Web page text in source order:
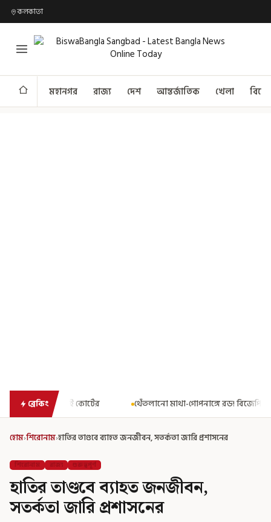
কলকাতা
মহানগর রাজ্য দেশ আন্তর্জাতিক খেলা
ব্রেকিং
থেঁতলানো মাথা-গোপনাঙ্গে রড! বিজেপিশাসিত অসমে নাবালিকার নৃশংস
হোম›শিরোনাম›হাতির তাণ্ডবে ব্যাহত জনজীবন, সতর্কতা জারি প্রশাসনের
শিরোনাম রাজ্য গুরুত্বপূর্ণ
হাতির তাণ্ডবে ব্যাহত জনজীবন,
সতর্কতা জারি প্রশাসনের